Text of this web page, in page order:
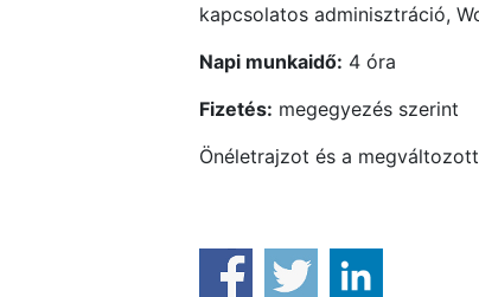
kapcsolatos adminisztráció,
Napi munkaidő: 4 óra
Fizetés: megegyezés szerint
Önéletrajzot és a